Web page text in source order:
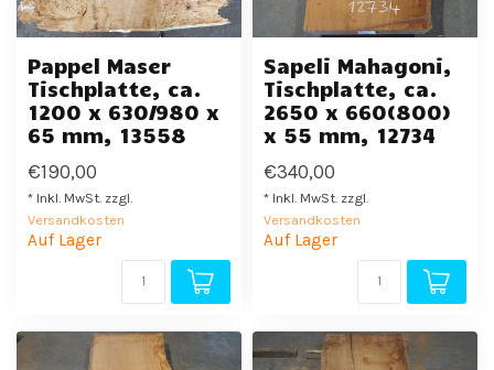
Pappel Maser
Tischplatte, ca.
1200 x 630/980 x
65 mm, 13558
€190,00
* Inkl. MwSt. zzgl.
Versandkosten
Auf Lager
Sapeli Mahagoni,
Tischplatte, ca.
2650 x 660(800)
x 55 mm, 12734
€340,00
* Inkl. MwSt. zzgl.
Versandkosten
Auf Lager